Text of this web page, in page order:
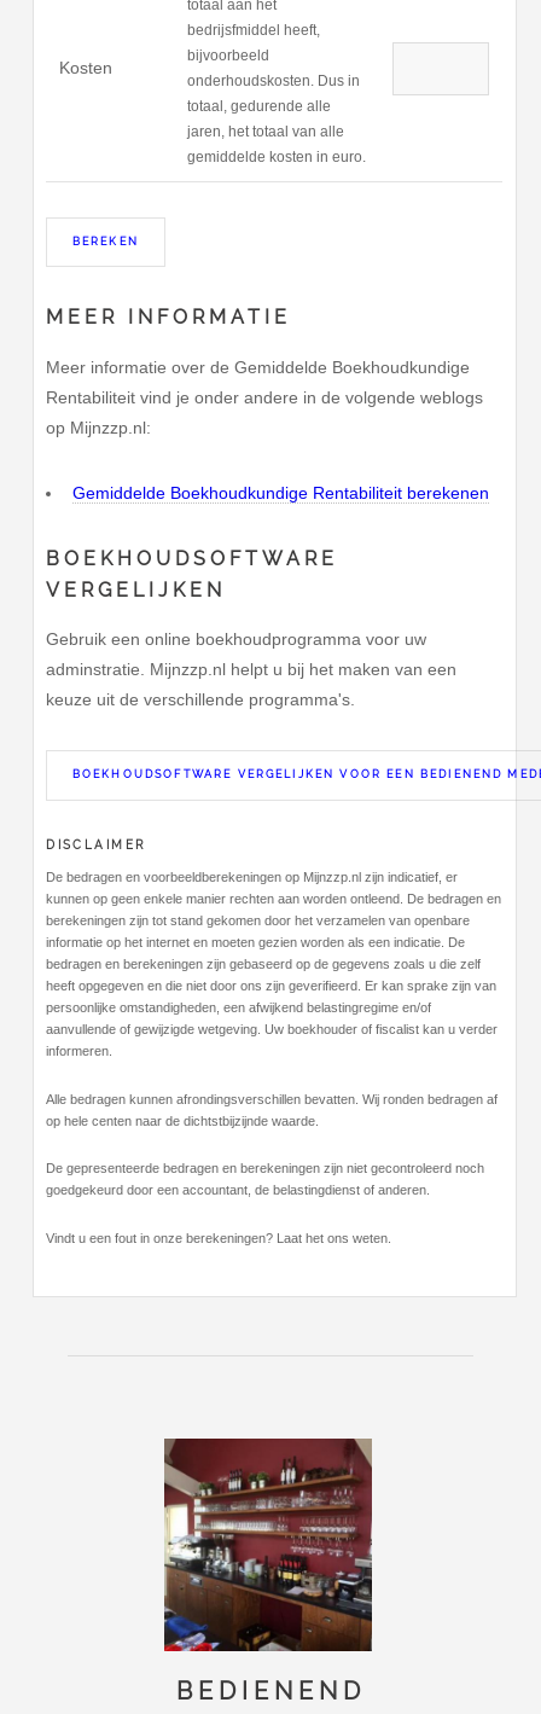
Kosten
totaal aan het
bedrijsfmiddel heeft,
bijvoorbeeld
onderhoudskosten. Dus in
totaal, gedurende alle
jaren, het totaal van alle
gemiddelde kosten in euro.
MEER INFORMATIE
Meer informatie over de Gemiddelde Boekhoudkundige
Rentabiliteit vind je onder andere in de volgende weblogs
op Mijnzzp.nl:
Gemiddelde Boekhoudkundige Rentabiliteit berekenen
BOEKHOUDSOFTWARE
VERGELIJKEN
Gebruik een online boekhoudprogramma voor uw
adminstratie. Mijnzzp.nl helpt u bij het maken van een
keuze uit de verschillende programma's.
BOEKHOUDSOFTWARE VERGELIJKEN VOOR EEN BEDIENEND
DISCLAIMER
De bedragen en voorbeeldberekeningen op Mijnzzp.nl zijn indicatief, er
kunnen op geen enkele manier rechten aan worden ontleend. De bedragen en
berekeningen zijn tot stand gekomen door het verzamelen van openbare
informatie op het internet en moeten gezien worden als een indicatie. De
bedragen en berekeningen zijn gebaseerd op de gegevens zoals u die zelf
heeft opgegeven en die niet door ons zijn geverifieerd. Er kan sprake zijn van
persoonlijke omstandigheden, een afwijkend belastingregime en/of
aanvullende of gewijzigde wetgeving. Uw boekhouder of fiscalist kan u verder
informeren.
Alle bedragen kunnen afrondingsverschillen bevatten. Wij ronden bedragen af
op hele centen naar de dichtstbijzijnde waarde.
De gepresenteerde bedragen en berekeningen zijn niet gecontroleerd noch
goedgekeurd door een accountant, de belastingdienst of anderen.
Vindt u een fout in onze berekeningen? Laat het ons weten.
BEDIENEND